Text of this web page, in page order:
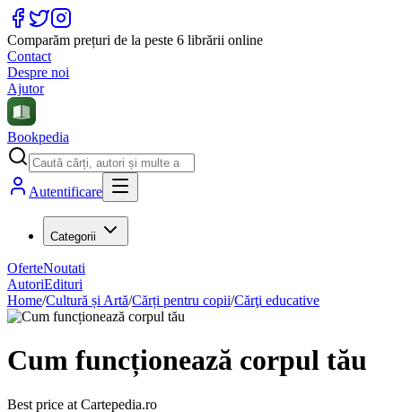
Comparăm prețuri de la peste 6 librării online
Contact
Despre noi
Ajutor
Bookpedia
Autentificare
Categorii
OferteNoutati
AutoriEdituri
Home/Cultură și Artă/Cărți pentru copii/Cărţi educative
Cum funcționează corpul tău
Best price at Cartepedia.ro